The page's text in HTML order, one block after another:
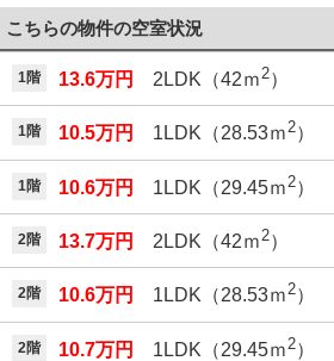
こちらの物件の空室状況
1階 13.6万円 2LDK（42ｍ2）
1階 10.5万円 1LDK（28.53ｍ2）
1階 10.6万円 1LDK（29.45ｍ 2）
2階 13.7万円 2LDK（42ｍ 2）
2階 10.6万円 1LDK（28.53ｍ2）
2階 10.7万円 1LDK（29.45ｍ 2）